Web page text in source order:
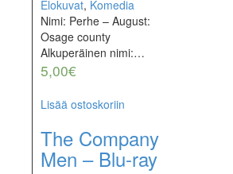
Elokuvat, Komedia
Nimi: Perhe – August:
Osage county
Alkuperäinen nimi:…
5,00€
Lisää ostoskoriin
The Company
Men – Blu-ray